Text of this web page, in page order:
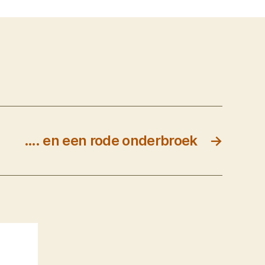
→
…. en een rode onderbroek